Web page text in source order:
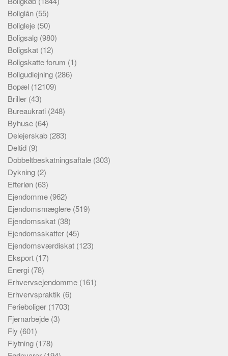
Boliglån (55)
Boligleje (50)
Boligsalg (980)
Boligskat (12)
Boligskatte forum (1)
Boligudlejning (286)
Bopæl (12109)
Briller (43)
Bureaukrati (248)
Byhuse (64)
Delejerskab (283)
Deltid (9)
Dobbeltbeskatningsaftale (303)
Dykning (2)
Efterløn (63)
Ejendomme (962)
Ejendomsmæglere (519)
Ejendomsskat (38)
Ejendomsskatter (45)
Ejendomsværdiskat (123)
Eksport (17)
Energi (78)
Erhvervsejendomme (161)
Erhvervspraktik (6)
Ferieboliger (1703)
Fjernarbejde (3)
Fly (601)
Flytning (178)